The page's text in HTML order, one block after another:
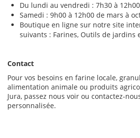
Du lundi au vendredi : 7h30 à
Samedi : 9h00 à 12h00 de mars à
Boutique en ligne sur notre site
suivants : Farines, Outils de jardins
Contact
Pour vos besoins en farine locale,
alimentation animale ou produits
Jura, passez nous voir ou contactez-
personnalisée.